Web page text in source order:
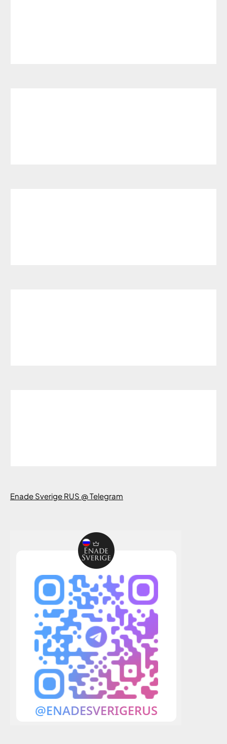
Enade Sverige RUS @ Telegram